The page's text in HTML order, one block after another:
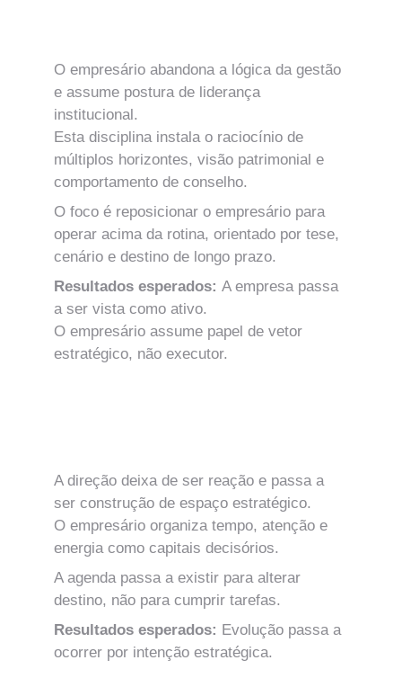
O empresário abandona a lógica da gestão
e assume postura de liderança
institucional.
Esta disciplina instala o raciocínio de
múltiplos horizontes, visão patrimonial e
comportamento de conselho.
O foco é reposicionar o empresário para
operar acima da rotina, orientado por tese,
cenário e destino de longo prazo.
Resultados esperados: A empresa passa
a ser vista como ativo.
O empresário assume papel de vetor
estratégico, não executor.
A direção deixa de ser reação e passa a
ser construção de espaço estratégico.
O empresário organiza tempo, atenção e
energia como capitais decisórios.
A agenda passa a existir para alterar
destino, não para cumprir tarefas.
Resultados esperados: Evolução passa a
ocorrer por intenção estratégica.